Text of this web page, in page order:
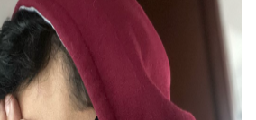
legales y la política de